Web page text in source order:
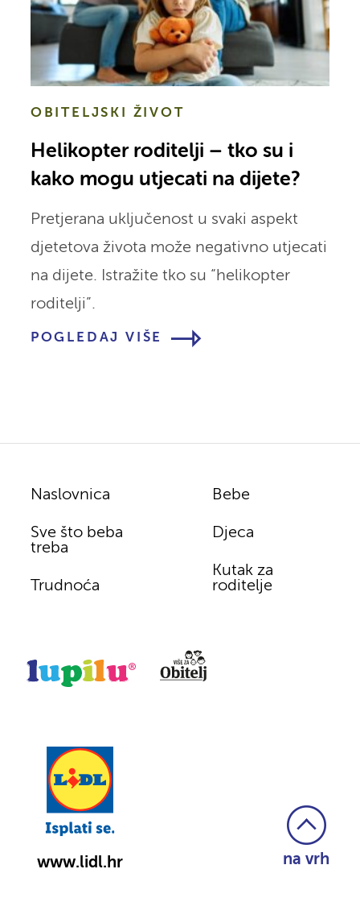
OBITELJSKI ŽIVOT
Helikopter roditelji – tko su i
kako mogu utjecati na dijete?
Pretjerana uključenost u svaki aspekt
djetetova života može negativno utjecati
na dijete. Istražite tko su “helikopter
roditelji”.
POGLEDAJ VIŠE
Naslovnica
Sve što beba
treba
Trudnoća
Bebe
Djeca
Kutak za
roditelje
www.lidl.hr na vrh